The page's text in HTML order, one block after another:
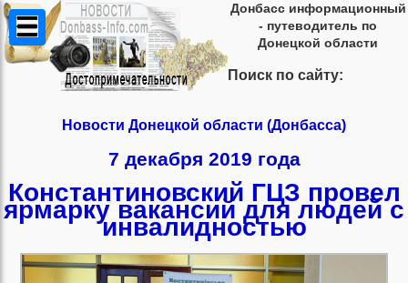
Донбасс информационный
- путеводитель по
Донецкой области
Поиск по сайту:
Новости Донецкой области (Донбасса)
7 декабря 2019 года
Константиновский ГЦЗ провел
ярмарку вакансий для людей с
инвалидностью